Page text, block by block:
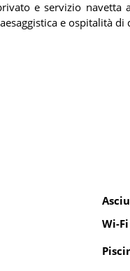
e servizio navetta
e ospitalità di
Wi-